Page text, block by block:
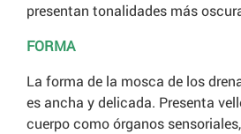
presentan tonalidades más
FORMA
La forma de la mosca de los
es ancha y delicada. Presenta
cuerpo como órganos